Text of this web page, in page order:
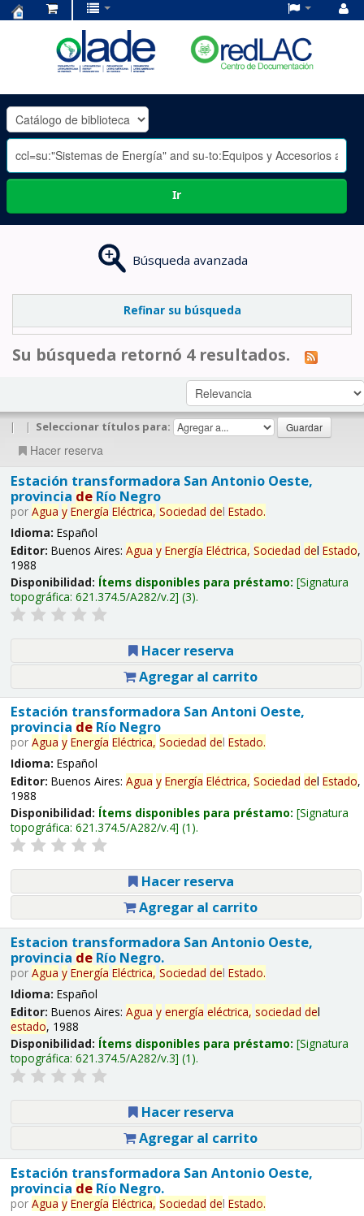
OLADE
-
Ir
Búsqueda avanzada
Refinar su búsqueda
Su búsqueda retornó 4 resultados.
| | Seleccionar títulos para:
Hacer reserva
Estación transformadora San Antonio Oeste,
provincia deRío Negro
por Agua y Energía Eléctrica, Sociedad del Estado.
Idioma: Español
Editor: Buenos Aires: Agua y Energía Eléctrica, Sociedad del Estado,
1988
Disponibilidad: Ítems disponibles para préstamo: Signatura
topográfica: 621.374.5/A282/v.2 (3).
Hacer reserva
Agregar al carrito
Estación transformadora San Antoni Oeste,
provincia deRío Negro
por Agua y Energía Eléctrica, Sociedad del Estado.
Idioma: Español
Editor: Buenos Aires: Agua y Energía Eléctrica, Sociedad del Estado,
1988
Disponibilidad: Ítems disponibles para préstamo: Signatura
topográfica: 621.374.5/A282/v.4 (1).
Hacer reserva
Agregar al carrito
Estacion transformadora San Antonio Oeste,
provincia deRío Negro.
por Agua y Energía Eléctrica, Sociedad del Estado.
Idioma: Español
Editor: Buenos Aires: Agua y energía eléctrica, sociedad del
estado, 1988
Disponibilidad: Ítems disponibles para préstamo: Signatura
topográfica: 621.374.5/A282/v.3 (1).
Hacer reserva
Agregar al carrito
Estación transformadora San Antonio Oeste,
provincia deRío Negro.
por Agua y Energía Eléctrica, Sociedad del Estado.